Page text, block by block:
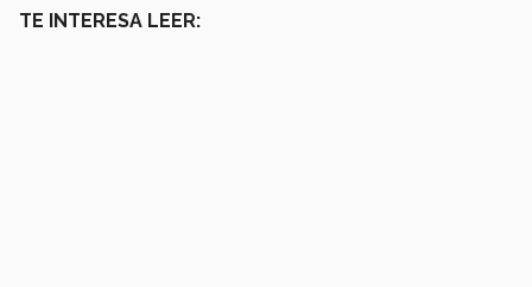
TE INTERESA LEER: